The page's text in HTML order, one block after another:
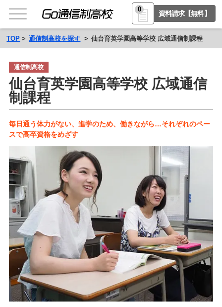
0
資料請求【無料】
TOP 通信制高校を探す 仙台育英学園高等学校 広域通信制課程
通信制高校
仙台育英学園高等学校 広域通信
制課程
毎日通う体力がない、進学のため、働きながら…それぞれのペー
スで高卒資格をめざす